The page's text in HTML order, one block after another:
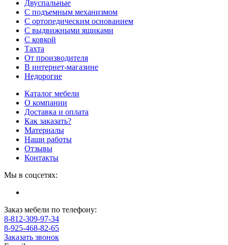
Двуспальные
С подъемным механизмом
С ортопедическим основанием
С выдвижными ящиками
С ковкой
Тахта
От производителя
В интернет-магазине
Недорогие
Каталог мебели
О компании
Доставка и оплата
Как заказать?
Материалы
Наши работы
Отзывы
Контакты
Мы в соцсетях:
Заказ мебели по телефону:
8-812-309-97-34
8-925-468-82-65
Заказать звонок